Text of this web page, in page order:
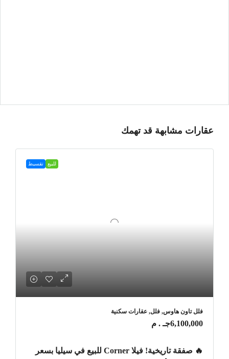
عقارات مشابهة قد تهمك
للبيع تقسيط
فلل تاون هاوس, فلل, عقارات سكنية
6,100,000جـ . م
🔥 صفقة تاريخية! فيلا Corner للبيع في سيليا بسعر